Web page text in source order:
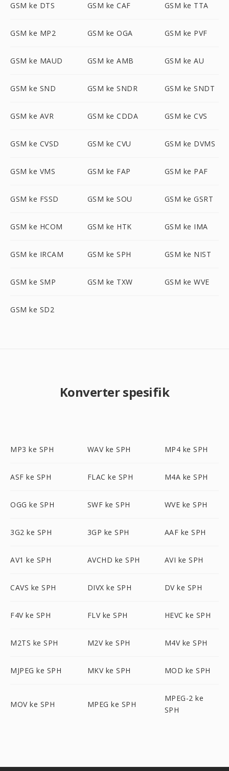
GSM ke DTS GSM ke CAF GSM ke TTA
GSM ke MP2 GSM ke OGA GSM ke PVF
GSM ke MAUD GSM ke AMB GSM ke AU
GSM ke SND GSM ke SNDR GSM ke SNDT
GSM ke AVR GSM ke CDDA GSM ke CVS
GSM ke CVSD GSM ke CVU GSM ke DVMS
GSM ke VMS GSM ke FAP GSM ke PAF
GSM ke FSSD GSM ke SOU GSM ke GSRT
GSM ke HCOM GSM ke HTK GSM ke IMA
GSM ke IRCAM GSM ke SPH GSM ke NIST
GSM ke SMP GSM ke TXW GSM ke WVE
GSM ke SD2
Konverter spesifik
MP3 ke SPH WAV ke SPH MP4 ke SPH
ASF ke SPH FLAC ke SPH M4A ke SPH
OGG ke SPH SWF ke SPH WVE ke SPH
3G2 ke SPH 3GP ke SPH AAF ke SPH
AV1 ke SPH AVCHD ke SPH AVI ke SPH
CAVS ke SPH DIVX ke SPH DV ke SPH
F4V ke SPH FLV ke SPH HEVC ke SPH
M2TS ke SPH M2V ke SPH M4V ke SPH
MJPEG ke SPH MKV ke SPH MOD ke SPH
MOV ke SPH MPEG ke SPH
MPEG-2 ke
SPH